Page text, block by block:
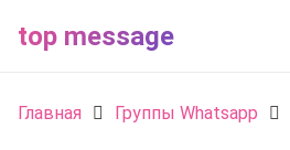
top message
Главная Группы Whatsapp